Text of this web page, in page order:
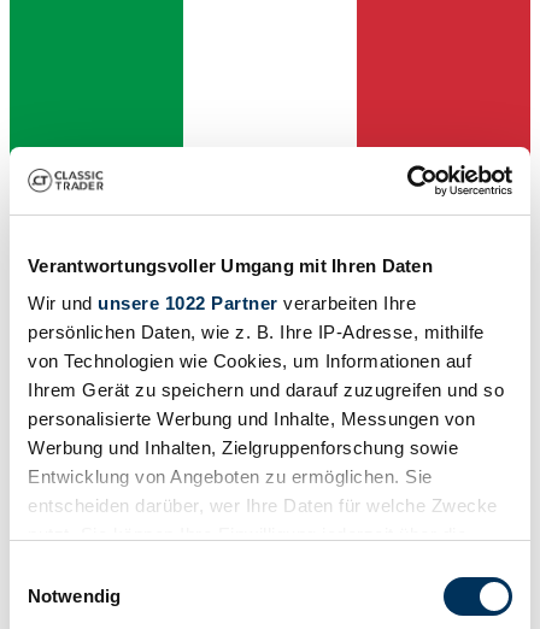
Verantwortungsvoller Umgang mit Ihren Daten
Wir und unsere 1022 Partner verarbeiten Ihre
persönlichen Daten, wie z. B. Ihre IP-Adresse, mithilfe
von Technologien wie Cookies, um Informationen auf
Ihrem Gerät zu speichern und darauf zuzugreifen und so
personalisierte Werbung und Inhalte, Messungen von
Werbung und Inhalten, Zielgruppenforschung sowie
Entwicklung von Angeboten zu ermöglichen. Sie
entscheiden darüber, wer Ihre Daten für welche Zwecke
Trigger Symbol ändern oder widerrufen
Notwendig
Vendedor